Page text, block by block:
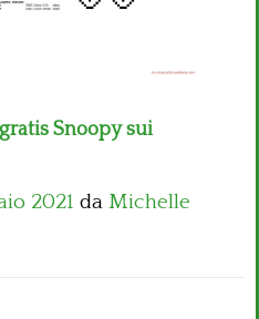
Snoopy sui
2021 da Michelle